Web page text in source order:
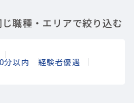
職種・エリアで絞り込む
分以内 経験者優遇